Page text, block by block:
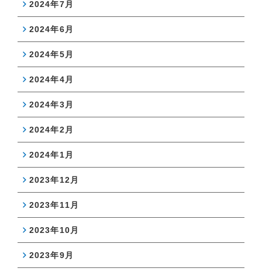
2024年7月
2024年6月
2024年5月
2024年4月
2024年3月
2024年2月
2024年1月
2023年12月
2023年11月
2023年10月
2023年9月